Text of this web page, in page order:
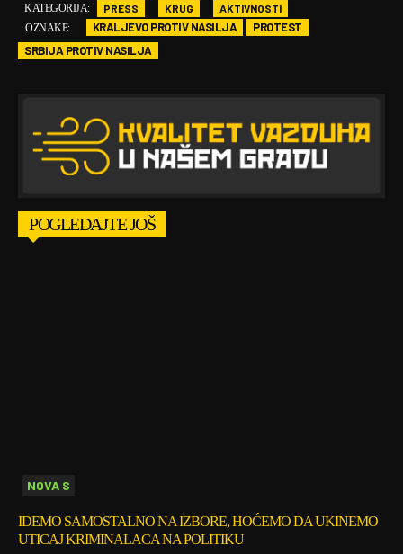
KATEGORIJA: PRESS KRUG
AKTIVNOSTI
OZNAKE:
KRALJEVO PROTIV NASILJA
PROTEST
SRBIJA PROTIV NASILJA
POGLEDAJTE JOŠ
NOVA S
IDEMO SAMOSTALNO NA IZBORE, HOĆEMO DA UKINEMO
UTICAJ KRIMINALACA NA POLITIKU